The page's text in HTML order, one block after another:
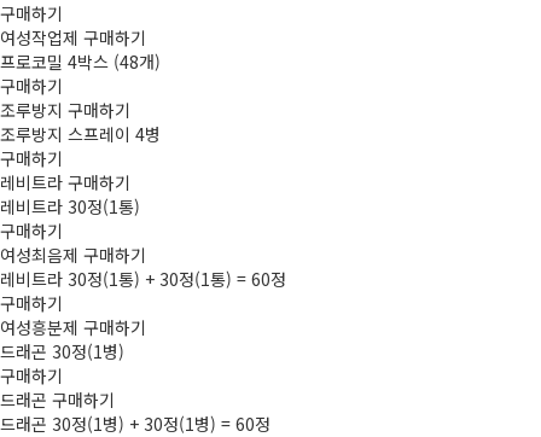
구매하기
여성작업제 구매하기
프로코밀 4박스 (48개)
구매하기
조루방지 구매하기
조루방지 스프레이 4병
구매하기
레­비트라 구매하기
레­비트라 30정(1통)
구매하기
여성최음제 구매하기
레­비트라 30정(1통) + 30정(1통) = 60정
구매하기
여성흥­분제 구매하기
드래곤 30정(1병)
구매하기
드래곤 구매하기
드래곤 30정(1병) + 30정(1병) = 60정